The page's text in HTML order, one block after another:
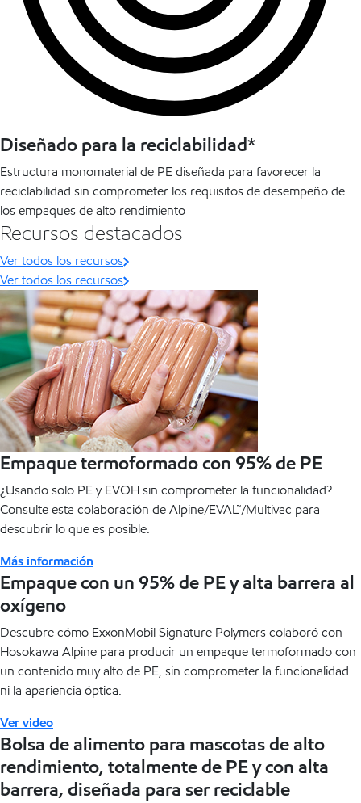
Diseñado para la reciclabilidad*
Estructura monomaterial de PE diseñada para favorecer la
reciclabilidad sin comprometer los requisitos de desempeño de
los empaques de alto rendimiento
Recursos destacados
Ver todos los recursos
Ver todos los recursos
Empaque termoformado con 95% de PE
¿Usando solo PE y EVOH sin comprometer la funcionalidad?
Consulte esta colaboración de Alpine/EVAL™/Multivac para
descubrir lo que es posible.
Más información
Empaque con un 95% de PE y alta barrera al
oxígeno
Descubre cómo ExxonMobil Signature Polymers colaboró con
Hosokawa Alpine para producir un empaque termoformado con
un contenido muy alto de PE, sin comprometer la funcionalidad
ni la apariencia óptica.
Ver video
Bolsa de alimento para mascotas de alto
rendimiento, totalmente de PE y con alta
barrera, diseñada para ser reciclable